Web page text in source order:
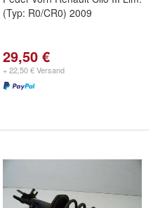
(Typ: R0/CR0) 2009
29,50 €
+ 22,50 € Versand